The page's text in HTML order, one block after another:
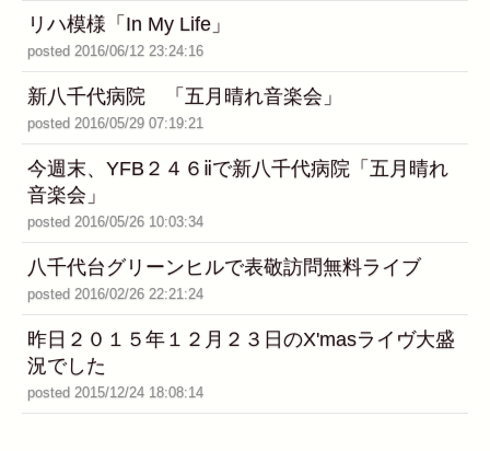
リハ模様「In My Life」
posted 2016/06/12 23:24:16
新八千代病院 「五月晴れ音楽会」
posted 2016/05/29 07:19:21
今週末、YFB２４６ⅱで新八千代病院「五月晴れ
音楽会」
posted 2016/05/26 10:03:34
八千代台グリーンヒルで表敬訪問無料ライブ
posted 2016/02/26 22:21:24
昨日２０１５年１２月２３日のX'masライヴ大盛
況でした
posted 2015/12/24 18:08:14